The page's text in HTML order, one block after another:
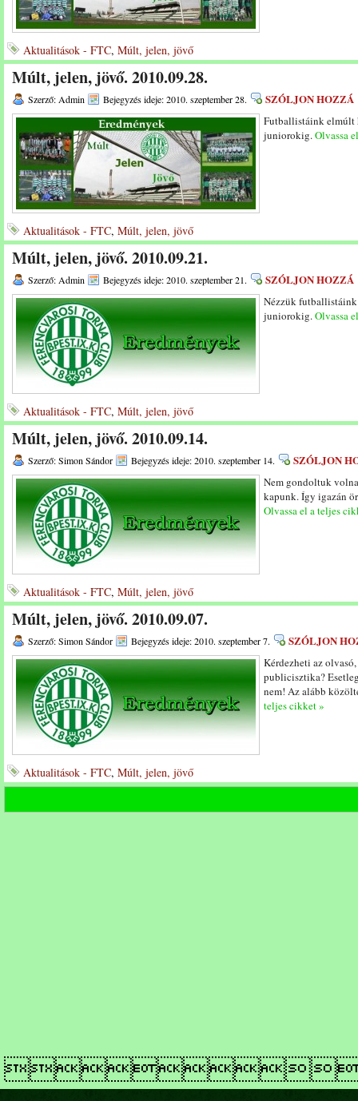
Aktualitások - FTC, Múlt, jelen, jövő
Múlt, jelen, jövő. 2010.09.28.
Szerző: Admin Bejegyzés ideje: 2010. szeptember 28. SZÓLJON HOZZÁ
Futballistáink elmúlt
juniorokig.Olvassa
Aktualitások - FTC, Múlt, jelen, jövő
Múlt, jelen, jövő. 2010.09.21.
Szerző: Admin Bejegyzés ideje: 2010. szeptember 21. SZÓLJON HOZZÁ
Nézzük
juniorokig.Olvassa
Aktualitások - FTC, Múlt, jelen, jövő
Múlt, jelen, jövő. 2010.09.14.
Szerző: Simon Sándor Bejegyzés ideje: 2010. szeptember 14. SZÓLJON
Nem gondoltuk
kapunk. Így igazán
Olvassa el a teljes
Aktualitások - FTC, Múlt, jelen, jövő
Múlt, jelen, jövő. 2010.09.07.
Szerző: Simon Sándor Bejegyzés ideje: 2010. szeptember 7. SZÓLJON
Kérdezheti az
publicisztika?
nem! Az alább
teljes cikket »
Aktualitások - FTC, Múlt, jelen, jövő